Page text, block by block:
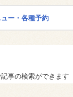
ー・各種予約
事の検索ができます